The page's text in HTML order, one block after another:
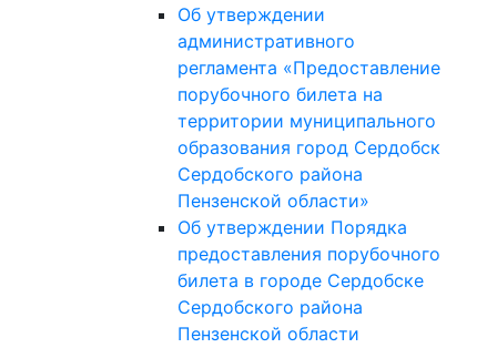
Об утверждении
административного
регламента «Предоставление
порубочного билета на
территории муниципального
образования город Сердобск
Сердобского района
Пензенской области»
Об утверждении Порядка
предоставления порубочного
билета в городе Сердобске
Сердобского района
Пензенской области